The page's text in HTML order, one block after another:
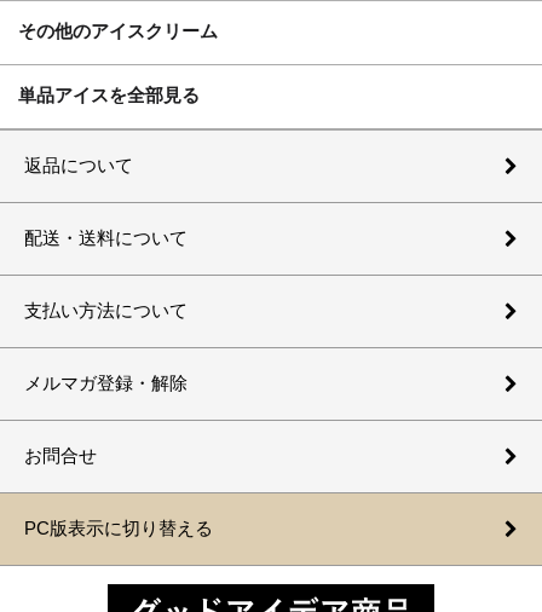
その他のアイスクリーム
単品アイスを全部見る
返品について
配送・送料について
支払い方法について
メルマガ登録・解除
お問合せ
PC版表示に切り替える